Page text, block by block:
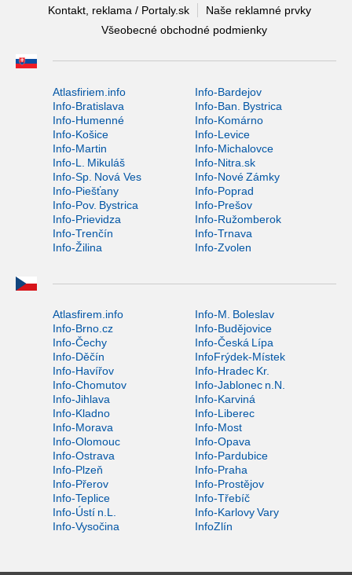
Kontakt, reklama / Portaly.sk
Naše reklamné prvky
Všeobecné obchodné podmienky
Atlasfiriem.info
Info-Bardejov
Info-Bratislava
Info-Ban. Bystrica
Info-Humenné
Info-Komárno
Info-Košice
Info-Levice
Info-Martin
Info-Michalovce
Info-L. Mikuláš
Info-Nitra.sk
Info-Sp. Nová Ves
Info-Nové Zámky
Info-Piešťany
Info-Poprad
Info-Pov. Bystrica
Info-Prešov
Info-Prievidza
Info-Ružomberok
Info-Trenčín
Info-Trnava
Info-Žilina
Info-Zvolen
Atlasfirem.info
Info-M. Boleslav
Info-Brno.cz
Info-Budějovice
Info-Čechy
Info-Česká Lípa
Info-Děčín
InfoFrýdek-Místek
Info-Havířov
Info-Hradec Kr.
Info-Chomutov
Info-Jablonec n.N.
Info-Jihlava
Info-Karviná
Info-Kladno
Info-Liberec
Info-Morava
Info-Most
Info-Olomouc
Info-Opava
Info-Ostrava
Info-Pardubice
Info-Plzeň
Info-Praha
Info-Přerov
Info-Prostějov
Info-Teplice
Info-Třebíč
Info-Ústí n.L.
Info-Karlovy Vary
Info-Vysočina
InfoZlín